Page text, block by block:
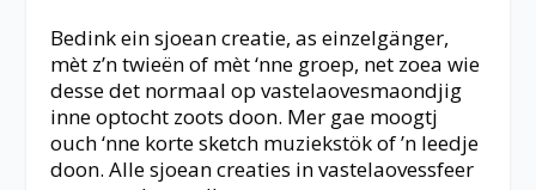
Bedink ein sjoean creatie, as einzelgänger,
mèt z’n twieën of mèt ‘nne groep, net zoea wie
desse det normaal op vastelaovesmaondjig
inne optocht zoots doon. Mer gae moogtj
ouch ‘nne korte sketch muziekstök of ’n leedje
doon. Alle sjoean creaties in vastelaovessfeer